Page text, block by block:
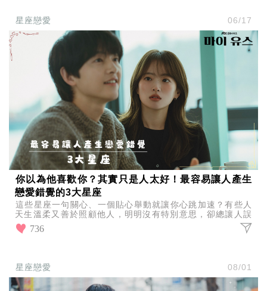
星座戀愛 06/17
你以為他喜歡你？其實只是人太好！最容易讓人產生
戀愛錯覺的3大星座
這些星座一句關心、一個貼心舉動就讓你心跳加速？有些人
天生溫柔又善於照顧他人，明明沒有特別意思，卻總讓人誤
以為正在曖昧中，最容易讓人產生戀愛錯覺的3大星座。
736
星座戀愛 08/01